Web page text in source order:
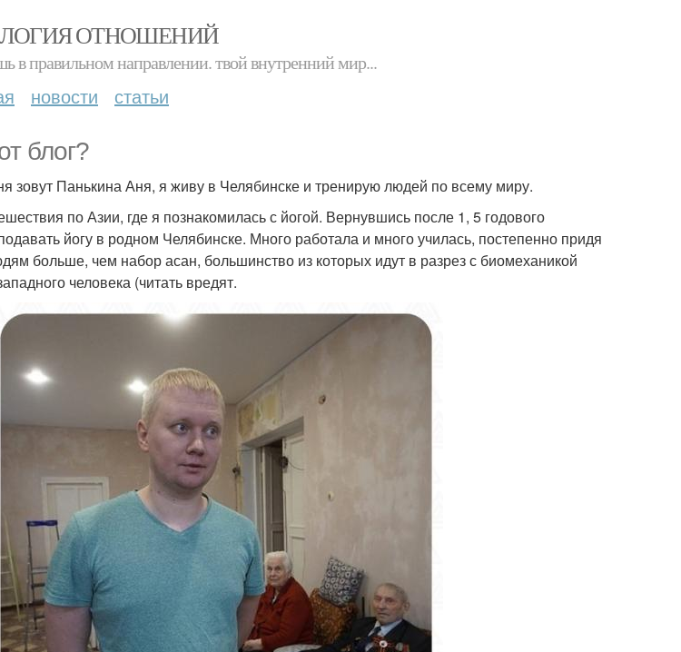
ОТНОШЕНИЙ
в правильном направлении. твой внутренний мир...
новости статьи
блог?
зовут Панькина Аня, я живу в Челябинске и тренирую людей по всему миру.
по Азии, где я познакомилась с йогой. Вернувшись после 1, 5 годового
йогу в родном Челябинске. Много работала и много училась, постепенно придя
больше, чем набор асан, большинство из которых идут в разрез с биомеханикой
человека (читать вредят.